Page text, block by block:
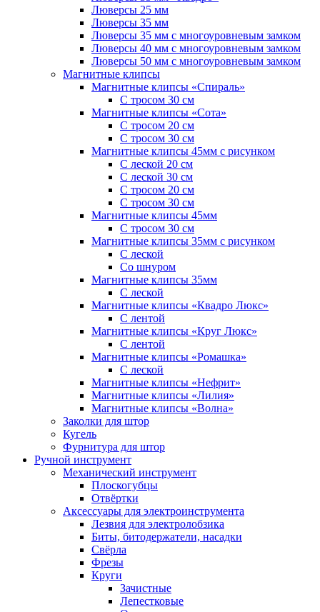
Люверсы 25 мм
Люверсы 35 мм
Люверсы 35 мм с многоуровневым замком
Люверсы 40 мм с многоуровневым замком
Люверсы 50 мм с многоуровневым замком
Магнитные клипсы
Магнитные клипсы «Спираль»
С тросом 30 см
Магнитные клипсы «Сота»
С тросом 20 см
С тросом 30 см
Магнитные клипсы 45мм с рисунком
С леской 20 см
С леской 30 см
С тросом 20 см
С тросом 30 см
Магнитные клипсы 45мм
С тросом 30 см
Магнитные клипсы 35мм с рисунком
С леской
Со шнуром
Магнитные клипсы 35мм
С леской
Магнитные клипсы «Квадро Люкс»
С лентой
Магнитные клипсы «Круг Люкс»
С лентой
Магнитные клипсы «Ромашка»
С леской
Магнитные клипсы «Нефрит»
Магнитные клипсы «Лилия»
Магнитные клипсы «Волна»
Заколки для штор
Кугель
Фурнитура для штор
Ручной инструмент
Механический инструмент
Плоскогубцы
Отвёртки
Аксессуары для электроинструмента
Лезвия для электролобзика
Биты, битодержатели, насадки
Свёрла
Фрезы
Круги
Зачистные
Лепестковые